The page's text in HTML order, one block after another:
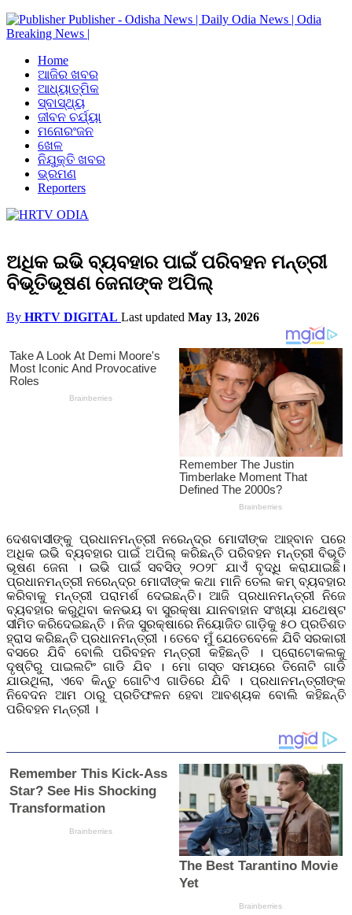
Publisher - Odisha News | Daily Odia News | Odia
Breaking News |
Home
ଆଜିର ଖବର
ଆଧ୍ୟାତ୍ମିକ
ସ୍ବାସ୍ଥ୍ୟ
ଜୀବନ ଚର୍ଯ୍ୟା
ମନୋରଂଜନ
ଖେଳ
ନିଯୁକ୍ତି ଖବର
ଭ୍ରମଣ
Reporters
ଅଧିକ ଇଭି ବ୍ୟବହାର ପାଇଁ ପରିବହନ ମନ୍ତ୍ରୀ
ବିଭୂତିଭୂଷଣ ଜେନାଙ୍କ ଅପିଲ୍
By HRTV DIGITAL Last updated May 13, 2026
ଦେଶବାସୀଙ୍କୁ ପ୍ରଧାନମନ୍ତ୍ରୀ ନରେନ୍ଦ୍ର ମୋଦୀଙ୍କ ଆହ୍ବାନ ପରେ
ଅଧିକ ଇଭି ବ୍ୟବହାର ପାଇଁ ଅପିଲ୍ କରିଛନ୍ତି ପରିବହନ ମନ୍ତ୍ରୀ ବିଭୂତି
ଭୂଷଣ ଜେନା । ଇଭି ପାଇଁ ସବସିଡ୍ ୨୦୨୮ ଯାଏଁ ବୃଦ୍ଧି କରାଯାଇଛି।
ପ୍ରଧାନମନ୍ତ୍ରୀ ନରେନ୍ଦ୍ର ମୋଦୀଙ୍କ କଥା ମାନି ତେଲ କମ୍ ବ୍ୟବହାର
କରିବାକୁ ମନ୍ତ୍ରୀ ପରାମର୍ଶ ଦେଇଛନ୍ତି। ଆଜି ପ୍ରଧାନମନ୍ତ୍ରୀ ନିଜେ
ବ୍ୟବହାର କରୁଥିବା କନଭୟ ବା ସୁରକ୍ଷା ଯାନବାହାନ ସଂଖ୍ୟା ଯଥେଷ୍ଟ
ସୀମିତ କରିଦେଇଛନ୍ତି । ନିଜ ସୁରକ୍ଷାରେ ନିୟୋଜିତ ଗାଡ଼ିକୁ ୫୦ ପ୍ରତିଶତ
ହ୍ରାସ କରିଛନ୍ତି ପ୍ରଧାନମନ୍ତ୍ରୀ । ତେବେ ମୁଁ ଯେତେବେଳେ ଯିବି ସରକାରୀ
ବସରେ ଯିବି ବୋଲି ପରିବହନ ମନ୍ତ୍ରୀ କହିଛନ୍ତି । ପ୍ରୋଟୋକଲକୁ
ଦୃଷ୍ଟିରୁ ପାଇଲଟିଂ ଗାଡି ଯିବ । ମୋ ଗସ୍ତ ସମୟରେ ତିନୋଟି ଗାଡି
ଯାଉଥିଲା, ଏବେ କିନ୍ତୁ ଗୋଟିଏ ଗାଡିରେ ଯିବି । ପ୍ରଧାନମନ୍ତ୍ରୀଙ୍କ
ନିବେଦନ ଆମ ଠାରୁ ପ୍ରତିଫଳନ ହେବା ଆବଶ୍ୟକ ବୋଲି କହିଛନ୍ତି
ପରିବହନ ମନ୍ତ୍ରୀ ।